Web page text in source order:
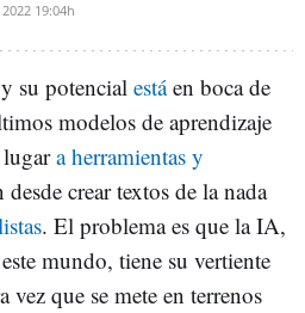
19:04h
su potencial estáen boca de
modelos de aprendizaje
lugara herramientas y
desde crear textos de la nada
. El problema es que la IA,
mundo, tiene su vertiente
vez que se mete en terrenos